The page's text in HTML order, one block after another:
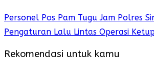
Personel Pos Pam Tugu Jam Polres
Pengaturan Lalu Lintas Operasi
Rekomendasi untuk kamu